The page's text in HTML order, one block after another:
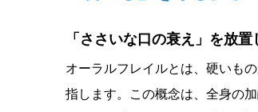
「ささいな口の衰え」を放
オーラルフレイルとは、硬いも
指します。この概念は、全身の